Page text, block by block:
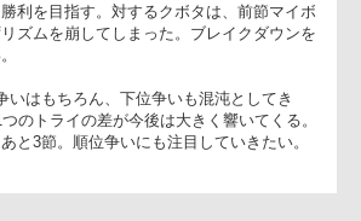
た。前半から優位にゲームを進めていきた
自慢のスクラムで圧倒し、得点を重ねてい
油ドームでは、九州電力キューデンヴォル
ーズの試合が行われる。九州電力は、現在
勝利を目指す。対するクボタは、前節マイ